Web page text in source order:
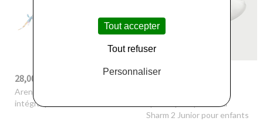
28,00 €
Arena
intégral pour femmes arena
12,60 €
sport aquatique arena
Sharm 2 Junior pour enfants
Tout accepter
Tout refuser
Personnaliser